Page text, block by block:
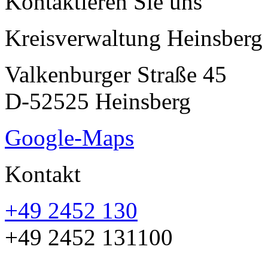
Kreisverwaltung Heinsberg
Valkenburger Straße 45
D-52525 Heinsberg
Google-Maps
Kontakt
+49 2452 130
+49 2452 131100